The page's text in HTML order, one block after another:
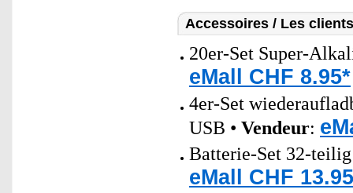
Accessoires / Les
20er-Set Super-
eMall CHF 8.95*
4er-Set
USB • Vendeur:
Batterie-Set 32-
eMall CHF